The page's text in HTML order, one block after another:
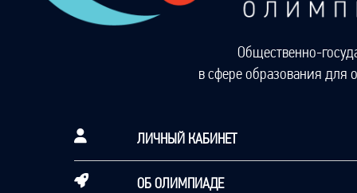
Общественно-
в сфере образования для
ЛИЧНЫЙ КАБИНЕТ
ОБ ОЛИМПИАДЕ